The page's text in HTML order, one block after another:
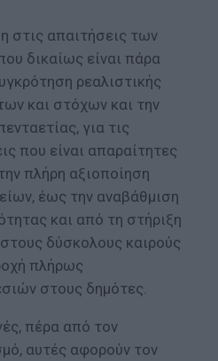
στις απαιτήσεις των
δικαίως είναι πάρα
ρεαλιστικής
και στόχων και την
για τις
που είναι απαραίτητες
πλήρη αξιοποίηση
έως την αναβάθμιση
και από τη στήριξη
δύσκολους καιρούς
πλήρως
στους δημότες.
πέρα από τον
αυτές αφορούν τον